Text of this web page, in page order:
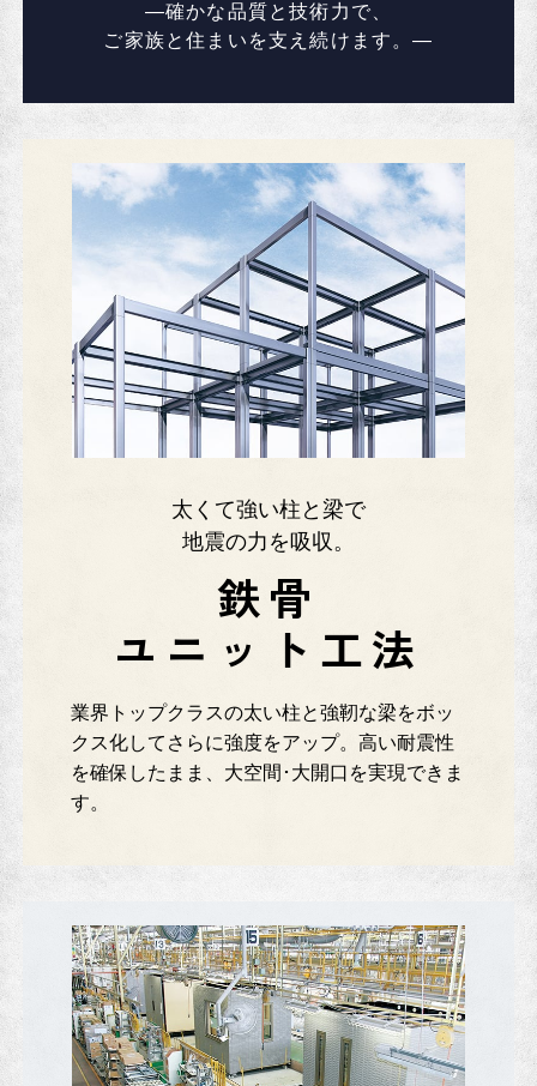
―確かな品質と技術力で、
ご家族と住まいを支え続けます。―
太くて強い柱と梁で
地震の力を吸収。
鉄骨
ユニット工法
業界トップクラスの太い柱と強靭な梁をボッ
クス化してさらに強度をアップ。高い耐震性
を確保したまま、大空間･大開口を実現できま
す。